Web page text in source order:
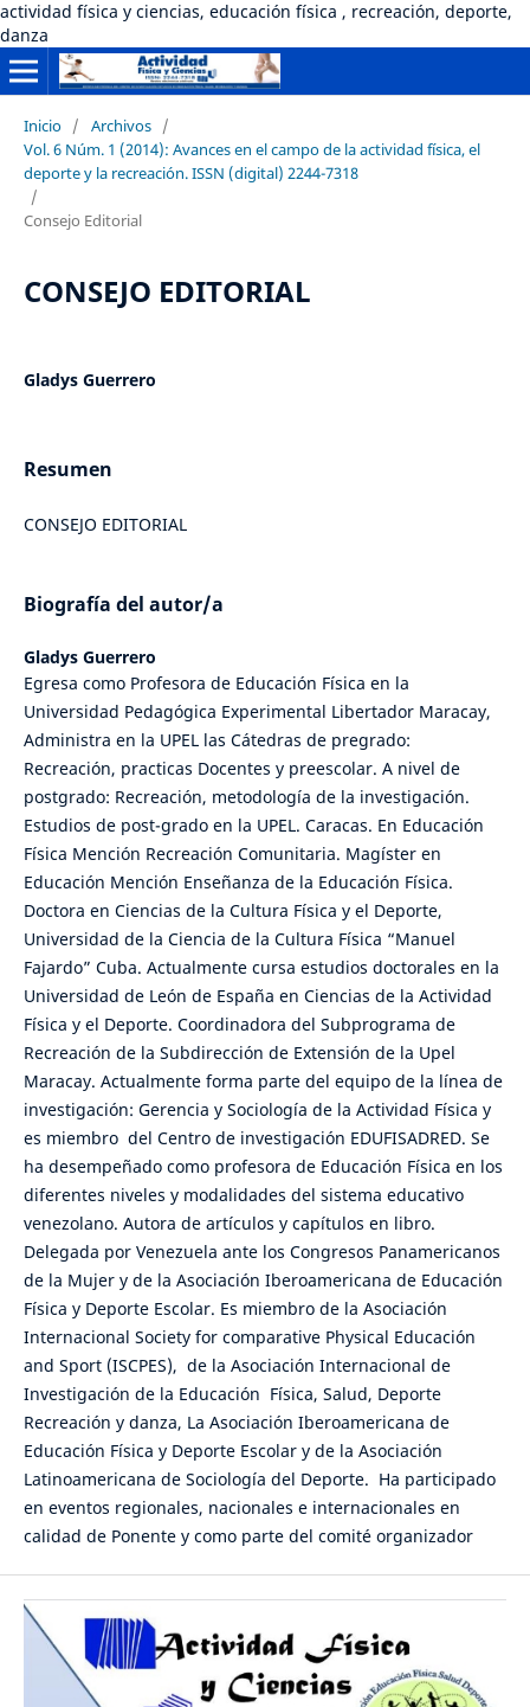
actividad física y ciencias, educación física , recreación, deporte,
danza
Inicio / Archivos /
Vol. 6 Núm. 1 (2014): Avances en el campo de la actividad física, el
deporte y la recreación. ISSN (digital) 2244-7318
/
Consejo Editorial
CONSEJO EDITORIAL
Gladys Guerrero
Resumen
CONSEJO EDITORIAL
Biografía del autor/a
Gladys Guerrero
Egresa como Profesora de Educación Física en la
Universidad Pedagógica Experimental Libertador Maracay,
Administra en la UPEL las Cátedras de pregrado:
Recreación, practicas Docentes y preescolar. A nivel de
postgrado: Recreación, metodología de la investigación.
Estudios de post-grado en la UPEL. Caracas. En Educación
Física Mención Recreación Comunitaria. Magíster en
Educación Mención Enseñanza de la Educación Física.
Doctora en Ciencias de la Cultura Física y el Deporte,
Universidad de la Ciencia de la Cultura Física “Manuel
Fajardo” Cuba. Actualmente cursa estudios doctorales en la
Universidad de León de España en Ciencias de la Actividad
Física y el Deporte. Coordinadora del Subprograma de
Recreación de la Subdirección de Extensión de la Upel
Maracay. Actualmente forma parte del equipo de la línea de
investigación: Gerencia y Sociología de la Actividad Física y
es miembro del Centro de investigación EDUFISADRED. Se
ha desempeñado como profesora de Educación Física en los
diferentes niveles y modalidades del sistema educativo
venezolano. Autora de artículos y capítulos en libro.
Delegada por Venezuela ante los Congresos Panamericanos
de la Mujer y de la Asociación Iberoamericana de Educación
Física y Deporte Escolar. Es miembro de la Asociación
Internacional Society for comparative Physical Educación
and Sport (ISCPES), de la Asociación Internacional de
Investigación de la Educación Física, Salud, Deporte
Recreación y danza, La Asociación Iberoamericana de
Educación Física y Deporte Escolar y de la Asociación
Latinoamericana de Sociología del Deporte. Ha participado
en eventos regionales, nacionales e internacionales en
calidad de Ponente y como parte del comité organizador